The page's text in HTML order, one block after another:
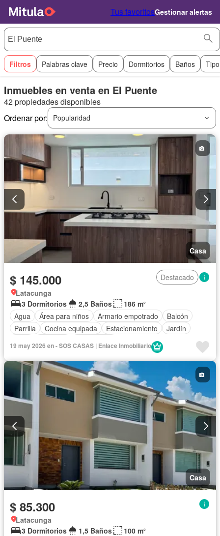
Tus favoritosGestionar alertas
Filtros Palabras clave Precio Dormitorios Baños
Inmuebles en venta en El Puente
42 propiedades disponibles
Ordenar por:
Popularidad
Casa
$ 145.000
Destacado
Latacunga
3 Dormitorios
2,5 Baños
186 m²
Agua
Área para niños Armario empotrado
Balcón
Parrilla
Cocina equipada Estacionamiento
Jardín
19 may 2026 en - SOS CASAS | Enlace Inmobiliario
Casa
$ 85.300
Latacunga
3 Dormitorios
1,5 Baños
100 m²